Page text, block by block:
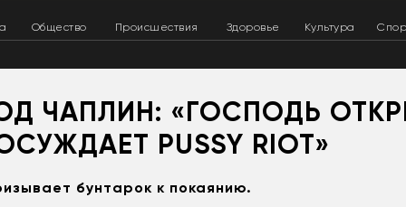
Общество Происшествия Здоровье Культура
ЧАПЛИН: «ГОСПОДЬ
PUSSY RIOT»
бунтарок к покаянию.